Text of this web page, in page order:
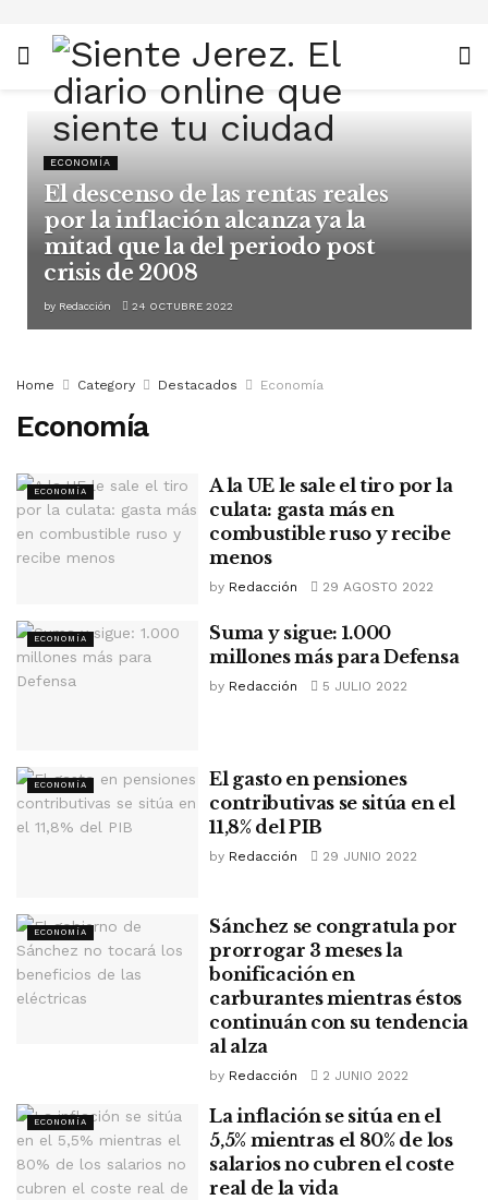
ECONOMÍA
El descenso de las rentas reales
por la inflación alcanza ya la
mitad que la del periodo post
crisis de 2008
by Redacción 24 OCTUBRE 2022
Home Category Destacados Economía
Economía
ECONOMÍA
A la UE le sale el tiro por la
culata: gasta más en
combustible ruso y recibe
menos
by Redacción 29 AGOSTO 2022
ECONOMÍA
Suma y sigue: 1.000
millones más para Defensa
by Redacción 5 JULIO 2022
ECONOMÍA
El gasto en pensiones
contributivas se sitúa en el
11,8% del PIB
by Redacción 29 JUNIO 2022
ECONOMÍA
Sánchez se congratula por
prorrogar 3 meses la
bonificación en
carburantes mientras éstos
continuán con su tendencia
al alza
by Redacción 2 JUNIO 2022
ECONOMÍA
La inflación se sitúa en el
5,5% mientras el 80% de los
salarios no cubren el coste
real de la vida